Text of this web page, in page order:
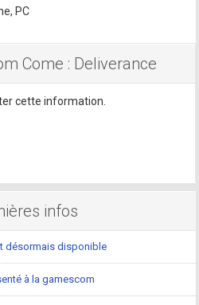
PC
Come : Deliverance
cette information.
infos
désormais disponible
à la gamescom